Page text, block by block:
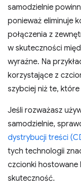
samodzielnie
ponieważ eliminuje
połączenia z
w skuteczności
wyraźne. Na
korzystające z
szybciej niż te,
Jeśli rozważasz
samodzielnie,
dystrybucji treści
tych technologii
czcionki hostowane
skuteczność.